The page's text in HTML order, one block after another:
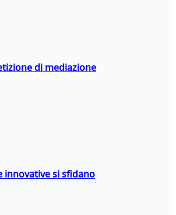
di mediazione
innovative si sfidano